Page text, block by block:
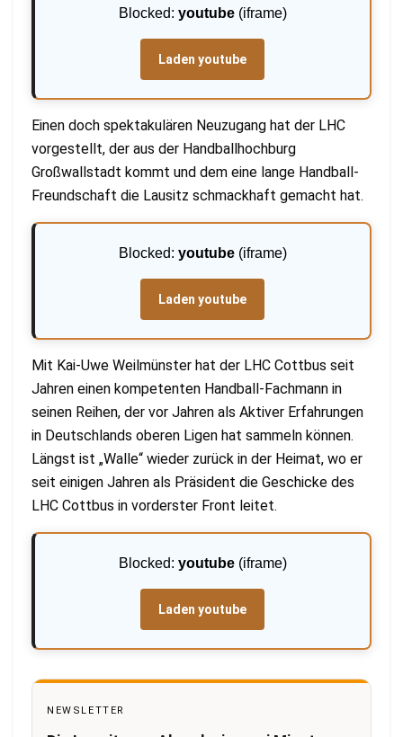
Blocked: youtube(iframe)
Laden youtube
Einen doch spektakulären Neuzugang hat der LHC
vorgestellt, der aus der Handballhochburg
Großwallstadt kommt und dem eine lange Handball-
Freundschaft die Lausitz schmackhaft gemacht hat.
Blocked: youtube(iframe)
Laden youtube
Mit Kai-Uwe Weilmünster hat der LHC Cottbus seit
Jahren einen kompetenten Handball-Fachmann in
seinen Reihen, der vor Jahren als Aktiver Erfahrungen
in Deutschlands oberen Ligen hat sammeln können.
Längst ist „Walle“ wieder zurück in der Heimat, wo er
seit einigen Jahren als Präsident die Geschicke des
LHC Cottbus in vorderster Front leitet.
Blocked: youtube(iframe)
Laden youtube
NEWSLETTER